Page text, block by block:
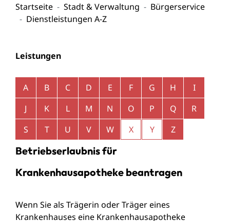
Startseite Stadt & Verwaltung
Bürgerservice
Dienstleistungen A-Z
Leistungen
Alphabetisches Register überspringen
A B C D E F G H
I
J
K L M N O P Q
R
S
T U V W X Y Z
Betriebserlaubnis für
Krankenhausapotheke beantragen
Wenn Sie als Trägerin oder Träger eines
Krankenhauses eine Krankenhausapotheke